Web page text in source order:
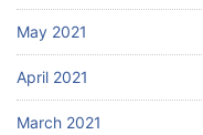
May 2021
April 2021
March 2021